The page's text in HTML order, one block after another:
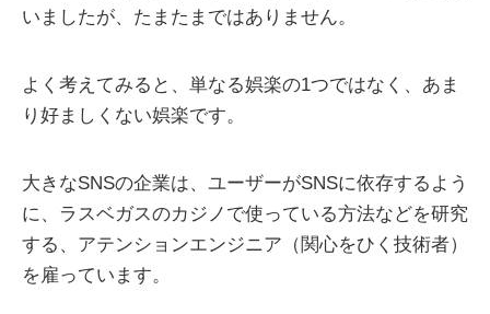
いましたが、たまたまではありません。
よく考えてみると、単なる娯楽の1つではなく、あま
り好ましくない娯楽です。
大きなSNSの企業は、ユーザーがSNSに依存するよう
に、ラスベガスのカジノで使っている方法などを研究
する、アテンションエンジニア（関心をひく技術者）
を雇っています。